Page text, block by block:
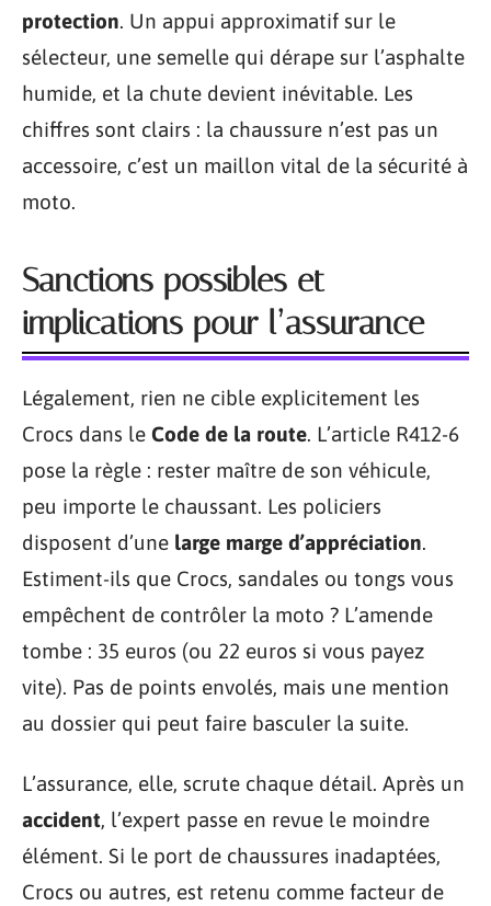
protection. Un appui approximatif sur le
sélecteur, une semelle qui dérape sur l’asphalte
humide, et la chute devient inévitable. Les
chiffres sont clairs : la chaussure n’est pas un
accessoire, c’est un maillon vital de la sécurité à
moto.
Sanctions possibles et
implications pour l’assurance
Légalement, rien ne cible explicitement les
Crocs dans le Code de la route. L’article R412-6
pose la règle : rester maître de son véhicule,
peu importe le chaussant. Les policiers
disposent d’une large marge d’appréciation.
Estiment-ils que Crocs, sandales ou tongs vous
empêchent de contrôler la moto ? L’amende
tombe : 35 euros (ou 22 euros si vous payez
vite). Pas de points envolés, mais une mention
au dossier qui peut faire basculer la suite.
L’assurance, elle, scrute chaque détail. Après un
accident, l’expert passe en revue le moindre
élément. Si le port de chaussures inadaptées,
Crocs ou autres, est retenu comme facteur de